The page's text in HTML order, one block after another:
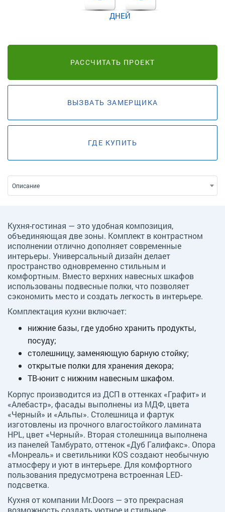
ДНЕЙ
РАССЧИТАТЬ ПРОЕКТ
ВЫЗВАТЬ ЗАМЕРЩИКА
ГДЕ КУПИТЬ
Описание
Кухня-гостиная — это удобная композиция,
объединяющая две зоны. Комплект в контрастном
исполнении отлично дополняет современные
интерьеры. Универсальный дизайн делает
пространство одновременно стильным и
комфортным. Вместо верхних навесных шкафов
использованы подвесные полки, что позволяет
сэкономить место и создать легкость в интерьере.
Комплектация кухни включает:
нижние базы, где удобно хранить продукты,
посуду;
столешницу, заменяющую барную стойку;
открытые полки для хранения декора;
ТВ-юнит с нижним навесным шкафом.
Корпус производится из ДСП в оттенках «Графит» и
«Алебастр», фасады выполнены из МДФ, цвета
«Черный» и «Альпы». Столешница и фартук
изготовлены из прочного влагостойкого ламината
HPL, цвет «Черный». Вторая столешница выполнена
из панелей Тамбурато, оттенок «Дуб Галифакс». Опора
«Монреаль» и светильники KOS создают необычную
атмосферу и уют в интерьере. Для комфортного
пользования предусмотрена встроенная LED-
подсветка.
Кухня от компании Mr.Doors — это прекрасная
возможность создать уютное и стильное